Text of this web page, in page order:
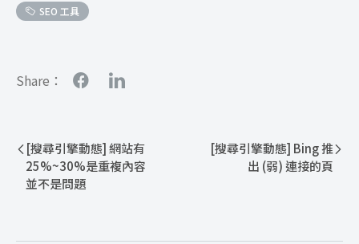
SEO 工具
Share：
[搜尋引擎動態] 網站有
25%~30%是重複內容
並不是問題
[搜尋引擎動態] Bing 推
出 (弱) 連接的頁